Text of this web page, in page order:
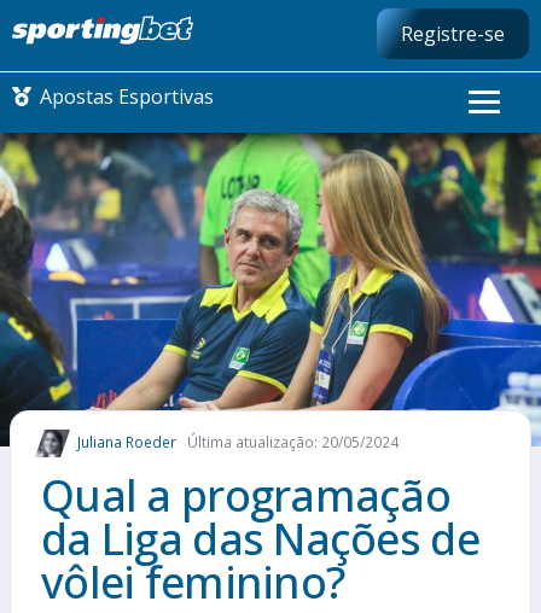
Registre-se
Apostas Esportivas
CONMEBOL LIBERTADORES
FUTEBOL NACIONAL
FUTEBOL INTERNACIONAL
COMO APOSTAR
MAIS ESPORTES
Juliana Roeder Última atualização: 20/05/2024
Qual a programação
da Liga das Nações de
vôlei feminino?